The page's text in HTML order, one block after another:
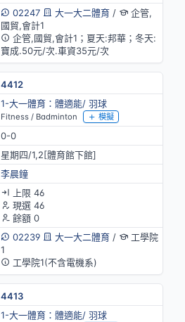
02247
大一大二體育/
企管,
國貿,會計1
企管,國貿,會計1；夏天:邦華；冬天:
寶成.50元/次.車資35元/次
4412
1-大一體育：體適能/ 羽球
Fitness / Badminton 模擬
0-0
星期四/1,2[體育館下館]
李晨鐘
上限 46
現選 46
餘額 0
02239
大一大二體育/
工學院
1
工學院1(不含電機系)
4413
1-大一體育：體適能/ 羽球